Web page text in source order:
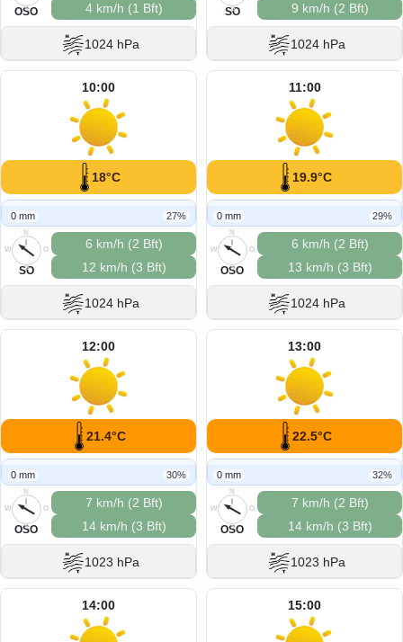
S
OSO
4 km/h (1 Bft)
1024 hPa
S
SO
9 km/h (2 Bft)
1024 hPa
10:00
18°C
0 mm 27%
N
O
S
W
SO
6 km/h (2 Bft)
12 km/h (3 Bft)
1024 hPa
11:00
19.9°C
0 mm 29%
N
O
S
W
OSO
6 km/h (2 Bft)
13 km/h (3 Bft)
1024 hPa
12:00
21.4°C
0 mm 30%
N
O
S
W
OSO
7 km/h (2 Bft)
14 km/h (3 Bft)
1023 hPa
13:00
22.5°C
0 mm 32%
N
O
S
W
OSO
7 km/h (2 Bft)
14 km/h (3 Bft)
1023 hPa
14:00 15:00